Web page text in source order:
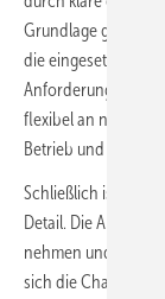
Grundlage gestellt.
die eingesetzten
Anforderungen
flexibel an neue
Betrieb und Einsatz
Schließlich ist
Detail. Die
nehmen und ihre
sich die Chancen